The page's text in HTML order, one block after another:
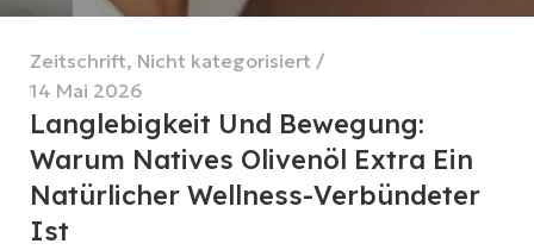
Zeitschrift, Nicht kategorisiert
14 Mai 2026
Langlebigkeit Und Bewegung:
Warum Natives Olivenöl Extra Ein
Natürlicher Wellness-Verbündeter
Ist